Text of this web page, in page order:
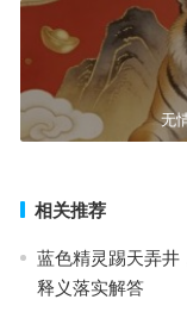
无
相关推荐
蓝色精灵踢天弄井
释义落实解答